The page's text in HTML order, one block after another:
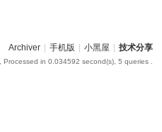
Archiver 手机版 小黑屋 技术分享
, Processed in 0.034592 second(s), 5 queries .